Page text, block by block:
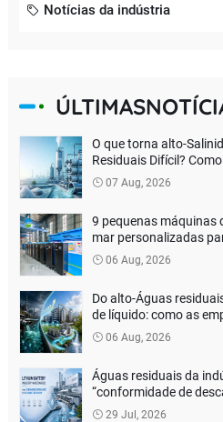
Notícias da indústria
O que torna alto-
Residuais Difícil?
verdadeira pode ser
07 Aug, 2026
9 pequenas máquinas
mar personalizadas
06 Aug, 2026
Do alto-Águas
de líquido: como as
podem reduzir os
06 Aug, 2026
Águas residuais da
“conformidade de
recursos
29 Jul, 2026